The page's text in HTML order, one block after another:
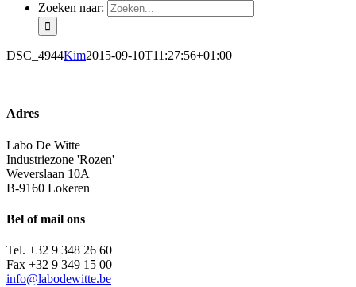
Zoeken naar:
DSC_4944Kim2015-09-10T11:27:56+01:00
Adres
Labo De Witte
Industriezone 'Rozen'
Weverslaan 10A
B-9160 Lokeren
Bel of mail ons
Tel. +32 9 348 26 60
Fax +32 9 349 15 00
info@labodewitte.be